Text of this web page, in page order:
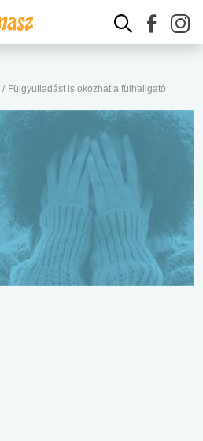
/ Fülgyulladást is okozhat a fülhallgató